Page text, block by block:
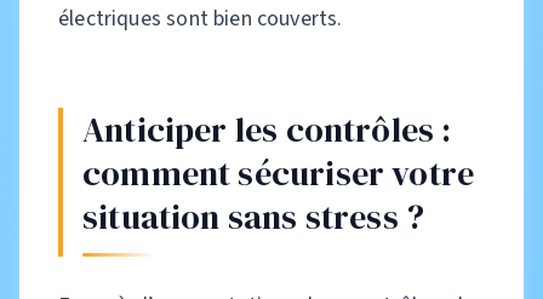
électriques sont bien couverts.
Anticiper les contrôles :
comment sécuriser votre
situation sans stress ?